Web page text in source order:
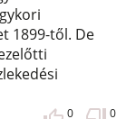
1899-től. De
0 0